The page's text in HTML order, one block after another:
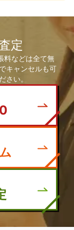
定
料などは全て無
キャンセルも可
さい。